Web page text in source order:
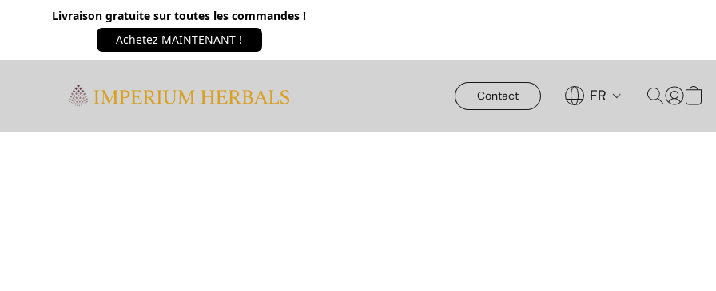
Livraison gratuite sur toutes les commandes !
Achetez MAINTENANT !
Contact FR